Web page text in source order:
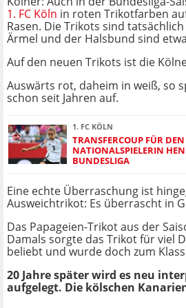
1. FC Köln in roten Trikotfarben
Rasen. Die Trikots sind
Ärmel und der Halsbund sind
Auf den neuen Trikots ist die
Auswärts rot, daheim in weiß, so
schon seit Jahren auf.
1. FC KÖLN
TRANSFERCOUP FÜR
NATIONALSPIELERIN
BUNDESLIGA
Eine echte Überraschung ist
Ausweichtrikot: Es überrascht in
Das Papageien-Trikot aus der
Damals sorgte das Trikot für viel
beliebt und wurde doch zum
20 Jahre später wird es neu
aufgelegt. Die kölschen